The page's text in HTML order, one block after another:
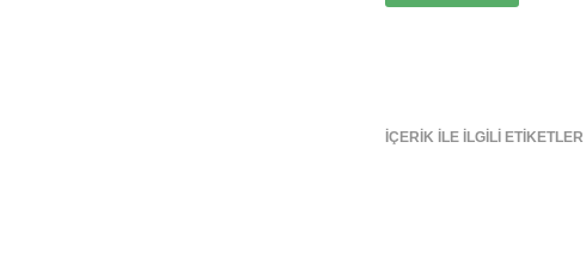
İÇERIK ILE ILGILI ETIKETLER